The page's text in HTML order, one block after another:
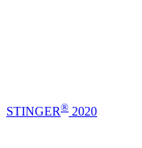
STINGER® 2020